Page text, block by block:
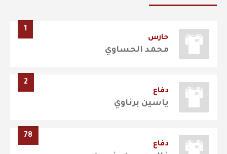
1
حارس
محمد الحساوي
2
دفاع
ياسين برناوي
78
دفاع